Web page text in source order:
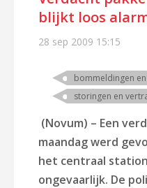
blijkt loos
28 sep 2009 15:15
bommeldingen
storingen en
(Novum) – Een
maandag werd
het centraal
ongevaarlijk. De